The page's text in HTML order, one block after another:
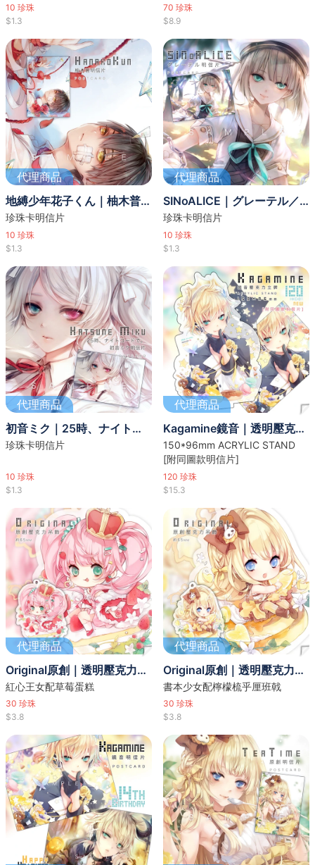
10 珍珠
$1.3
70 珍珠
$8.9
代理商品
地縛少年花子くん｜柚木普明信片
珍珠卡明信片
10 珍珠
$1.3
代理商品
SINoALICE｜グレーテル／-夏休み- 明信片
珍珠卡明信片
10 珍珠
$1.3
代理商品
初音ミク｜25時、ナイトコードで。
珍珠卡明信片
10 珍珠
$1.3
代理商品
Kagamine鏡音｜透明壓克力立牌
150*96mm ACRYLIC STAND
[附同圖款明信片]
120 珍珠
$15.3
代理商品
Original原創｜透明壓克力吊飾-2
紅心王女配草莓蛋糕
30 珍珠
$3.8
代理商品
Original原創｜透明壓克力吊飾-1
書本少女配檸檬梳乎厘班戟
30 珍珠
$3.8